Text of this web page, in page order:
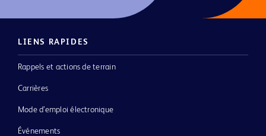
LIENS RAPIDES
Rappels et actions de terrain
Carrières
Mode d’emploi électronique
Événements